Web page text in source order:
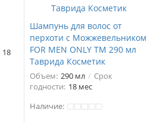
18
Шампунь для волос от
перхоти с Можжевельником
FOR MEN ONLY ТМ 290 мл
Таврида Косметик
Объем: 290 мл
Срок
годности: 18 мес
Наличие: